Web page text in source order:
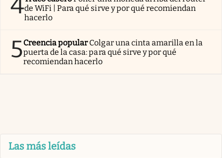
de WiFi | Para qué sirve y por qué recomiendan
hacerlo
5Creencia popularColgar una cinta amarilla en la
puerta de la casa: para qué sirve y por qué
recomiendan hacerlo
Las más leídas